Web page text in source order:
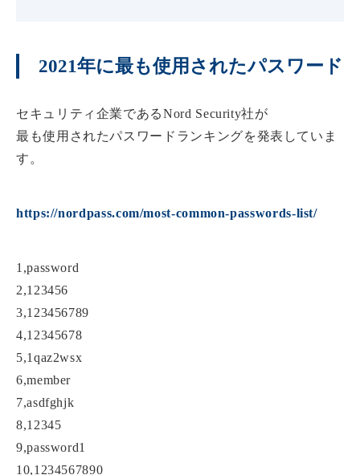
2021年に最も使用されたパスワード
セキュリティ企業であるNord Security社が
最も使用されたパスワードランキングを発表していま
す。
https://nordpass.com/most-common-passwords-list/
1,password
2,123456
3,123456789
4,12345678
5,1qaz2wsx
6,member
7,asdfghjk
8,12345
9,password1
10,1234567890